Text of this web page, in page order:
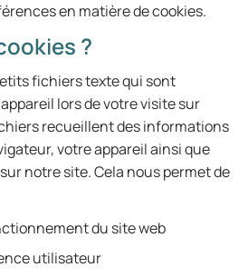
en matière de cookies.
?
fichiers texte qui sont
lors de votre visite sur
recueillent des informations
votre appareil ainsi que
notre site. Cela nous permet de
du site web
utilisateur